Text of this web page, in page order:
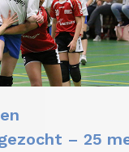
– 25